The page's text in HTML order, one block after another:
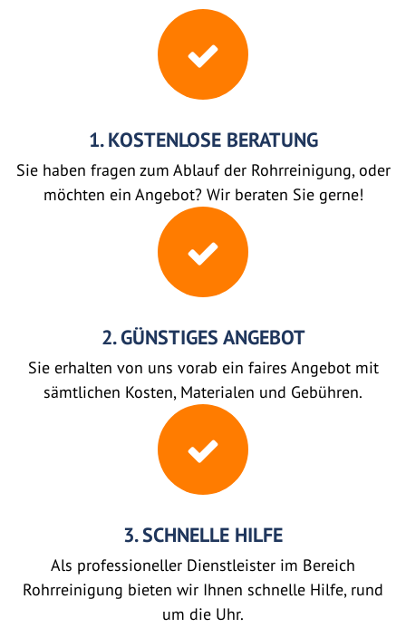
1. KOSTENLOSE BERATUNG
Sie haben fragen zum Ablauf der Rohrreinigung, oder
möchten ein Angebot? Wir beraten Sie gerne!
2. GÜNSTIGES ANGEBOT
Sie erhalten von uns vorab ein faires Angebot mit
sämtlichen Kosten, Materialen und Gebühren.
3. SCHNELLE HILFE
Als professioneller Dienstleister im Bereich
Rohrreinigung bieten wir Ihnen schnelle Hilfe, rund
um die Uhr.